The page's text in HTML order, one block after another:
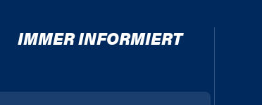
IMMER INFORMIERT